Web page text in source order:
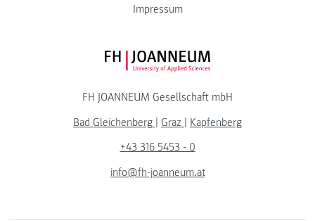
Impressum
FH JOANNEUM Logo
FH JOANNEUM Gesellschaft mbH
Bad Gleichenberg | Graz | Kapfenberg
+43 316 5453 - 0
info@fh-joanneum.at